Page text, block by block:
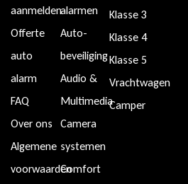
aanmelden
Offerte
auto
alarm
FAQ
Over ons
Algemene
voorwaarden
alarmen
Auto-
beveiliging
Audio &
Multimedia
Camera
systemen
Comfort
Klasse 3
Klasse 4
Klasse 5
Vrachtwagen
Camper